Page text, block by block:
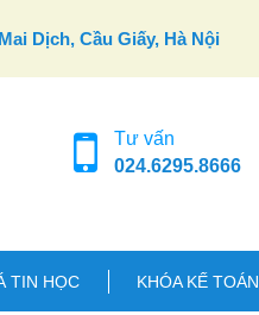
Dịch, Cầu Giấy, Hà Nội
Tư vấn
024.6295.8666
TIN HỌC KHÓA KẾ TOÁN